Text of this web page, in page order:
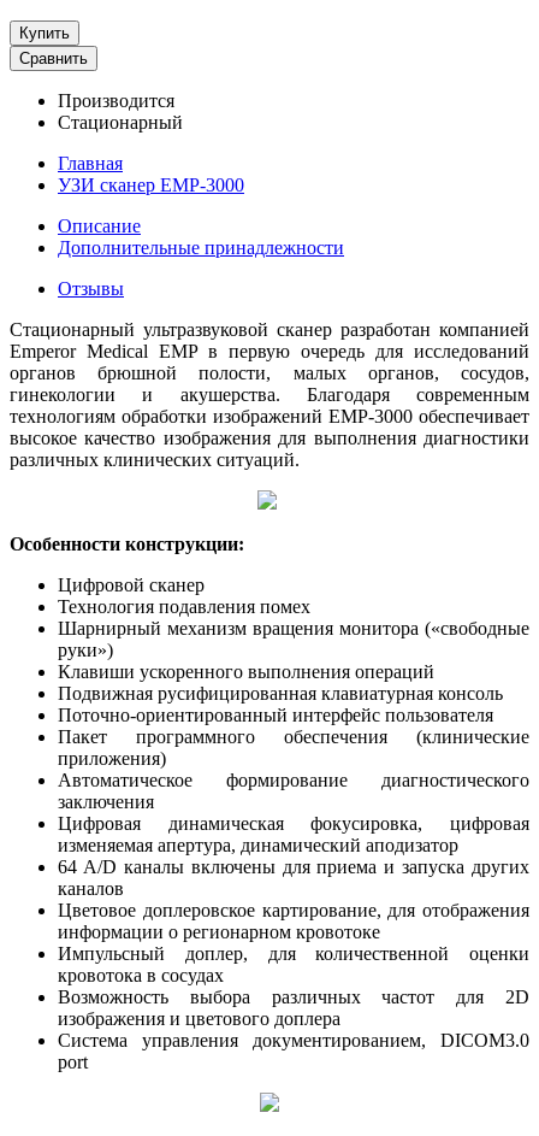
Купить
Сравнить
Производится
Стационарный
Главная
УЗИ сканер EMP-3000
Описание
Дополнительные принадлежности
Отзывы
Стационарный ультразвуковой сканер разработан компанией
Emperor Medical EMP в первую очередь для исследований
органов брюшной полости, малых органов, сосудов,
гинекологии и акушерства. Благодаря современным
технологиям обработки изображений EMP-3000 обеспечивает
высокое качество изображения для выполнения диагностики
различных клинических ситуаций.
Особенности конструкции:
Цифровой сканер
Технология подавления помех
Шарнирный механизм вращения монитора («свободные
руки»)
Клавиши ускоренного выполнения операций
Подвижная русифицированная клавиатурная консоль
Поточно-ориентированный интерфейс пользователя
Пакет программного обеспечения (клинические
приложения)
Автоматическое формирование диагностического
заключения
Цифровая динамическая фокусировка, цифровая
изменяемая апертура, динамический аподизатор
64 A/D каналы включены для приема и запуска других
каналов
Цветовое доплеровское картирование, для отображения
информации о регионарном кровотоке
Импульсный доплер, для количественной оценки
кровотока в сосудах
Возможность выбора различных частот для 2D
изображения и цветового доплера
Система управления документированием, DICOM3.0
port